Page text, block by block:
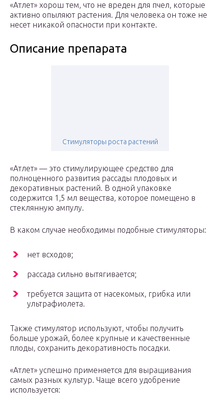
«Атлет» хорош тем, что не вреден для пчел, которые
активно опыляют растения. Для человека он тоже не
несет никакой опасности при контакте.
Описание препарата
Стимуляторы роста растений
«Атлет» — это стимулирующее средство для
полноценного развития рассады плодовых и
декоративных растений. В одной упаковке
содержится 1,5 мл вещества, которое помещено в
стеклянную ампулу.
В каком случае необходимы подобные стимуляторы:
нет всходов;
рассада сильно вытягивается;
требуется защита от насекомых, грибка или
ультрафиолета.
Также стимулятор используют, чтобы получить
больше урожай, более крупные и качественные
плоды, сохранить декоративность посадки.
«Атлет» успешно применяется для выращивания
самых разных культур. Чаще всего удобрение
используется: